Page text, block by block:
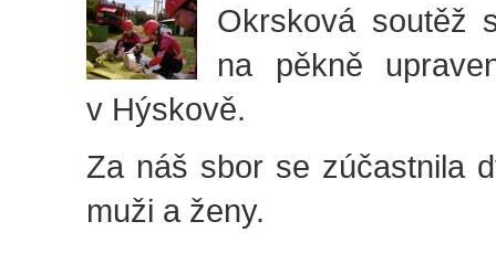
Okrsková soutěž
na pěkně
v Hýskově.
Za náš sbor se zúčastnila
muži a ženy.